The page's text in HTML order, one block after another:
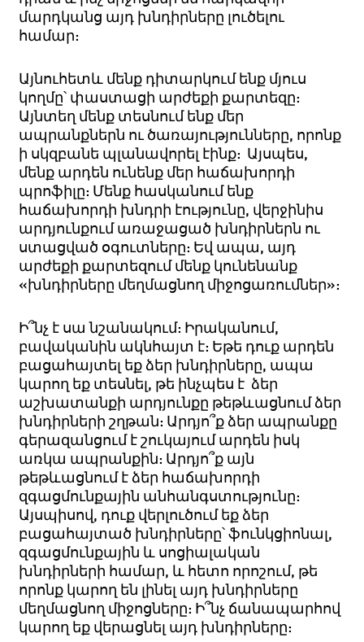
մարդկանց այդ խնդիրները լուծելու
համար:
Այնուհետև մենք դիտարկում ենք մյուս
կողմը՝ փաստացի արժեքի քարտեզը:
Այնտեղ մենք տեսնում ենք մեր
ապրանքներն ու ծառայությունները, որոնք
ի սկզբանե պլանավորել էինք: Այսպես,
մենք արդեն ունենք մեր հաճախորդի
պրոֆիլը: Մենք հասկանում ենք
հաճախորդի խնդրի էությունը, վերջինիս
արդյունքում առաջացած խնդիրներն ու
ստացված օգուտները: Եվ ապա, այդ
արժեքի քարտեզում մենք կունենանք
«խնդիրները մեղմացնող միջոցառումներ»:
Ի՞նչ է սա նշանակում: Իրականում,
բավականին ակնհայտ է: Եթե դուք արդեն
բացահայտել եք ձեր խնդիրները, ապա
կարող եք տեսնել, թե ինչպես է ձեր
աշխատանքի արդյունքը թեթևացնում ձեր
խնդիրների շղթան: Արդյո՞ք ձեր ապրանքը
գերազանցում է շուկայում արդեն իսկ
առկա ապրանքին: Արդյո՞ք այն
թեթևացնում է ձեր հաճախորդի
զգացմունքային անհանգստությունը:
Այսպիսով, դուք վերլուծում եք ձեր
բացահայտած խնդիրները՝ ֆունկցիոնալ,
զգացմունքային և սոցիալական
խնդիրների համար, և հետո որոշում, թե
որոնք կարող են լինել այդ խնդիրները
մեղմացնող միջոցները: Ի՞նչ ճանապարհով
կարող եք վերացնել այդ խնդիրները: